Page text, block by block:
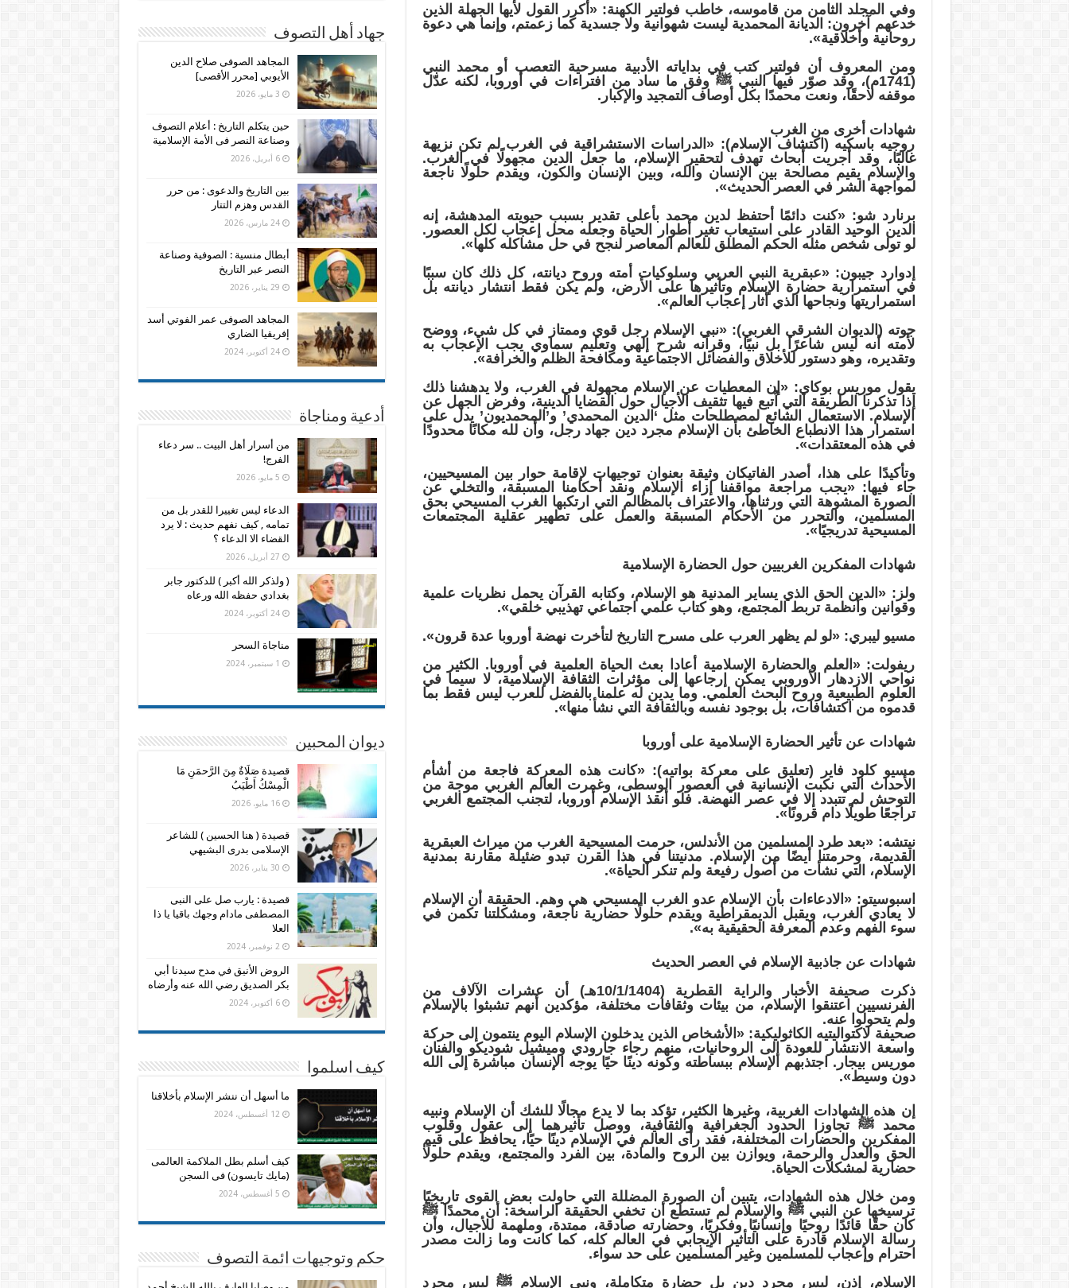
وفي المجلد الثامن من قاموسه، خاطب فولتير الكهنة: «أكرر القول لأيها الجهلة الذين
خدعهم آخرون: الديانة المحمدية ليست شهوانية ولا جسدية كما زعمتم، وإنما هي دعوة
روحانية وأخلاقية».
ومن المعروف أن فولتير كتب في بداياته الأدبية مسرحية التعصب أو محمد النبي
(1741م)، وقد صوّر فيها النبي ﷺ وفق ما ساد من افتراءات في أوروبا، لكنه عدّل
موقفه لاحقًا، ونعت محمدًا بكل أوصاف التمجيد والإكبار.
شهادات أخرى من الغرب
روجيه باسكيه (اكتشاف الإسلام): «الدراسات الاستشراقية في الغرب لم تكن نزيهة
غالبًا، وقد أجريت أبحاث تهدف لتحقير الإسلام، ما جعل الدين مجهولًا في الغرب.
والإسلام يقيم مصالحة بين الإنسان والله، وبين الإنسان والكون، ويقدم حلولًا ناجعة
لمواجهة الشر في العصر الحديث».
برنارد شو: «كنت دائمًا أحتفظ لدين محمد بأعلى تقدير بسبب حيويته المدهشة، إنه
الدين الوحيد القادر على استيعاب تغير أطوار الحياة وجعله محل إعجاب لكل العصور.
لو تولى شخص مثله الحكم المطلق للعالم المعاصر لنجح في حل مشاكله كلها».
إدوارد جيبون: «عبقرية النبي العربي وسلوكيات أمته وروح ديانته، كل ذلك كان سببًا
في استمرارية حضارة الإسلام وتأثيرها على الأرض، ولم يكن فقط انتشار ديانته بل
استمراريتها ونجاحها الذي أثار إعجاب العالم».
جوته (الديوان الشرقي الغربي): «نبي الإسلام رجل قوي وممتاز في كل شيء، ووضح
لأمته أنه ليس شاعرًا بل نبيًا، وقرآنه شرح إلهي وتعليم سماوي يجب الإعجاب به
وتقديره، وهو دستور للأخلاق والفضائل الاجتماعية ومكافحة الظلم والخرافة».
يقول موريس بوكاي: «إن المعطيات عن الإسلام مجهولة في الغرب، ولا يدهشنا ذلك
إذا تذكرنا الطريقة التي اُتبع فيها تثقيف الأجيال حول القضايا الدينية، وفرض الجهل عن
الإسلام. الاستعمال الشائع لمصطلحات مثل ‘الدين المحمدي’ و’المحمديون’ يدل على
استمرار هذا الانطباع الخاطئ بأن الإسلام مجرد دين جهاد رجل، وأن لله مكانًا محدودًا
في هذه المعتقدات».
وتأكيدًا على هذا، أصدر الفاتيكان وثيقة بعنوان توجيهات لإقامة حوار بين المسيحيين،
جاء فيها: «يجب مراجعة مواقفنا إزاء الإسلام ونقد أحكامنا المسبقة، والتخلي عن
الصورة المشوهة التي ورثناها، والاعتراف بالمظالم التي ارتكبها الغرب المسيحي بحق
المسلمين، والتحرر من الأحكام المسبقة والعمل على تطهير عقلية المجتمعات
المسيحية تدريجيًا».
شهادات المفكرين الغربيين حول الحضارة الإسلامية
ولز: «الدين الحق الذي يساير المدنية هو الإسلام، وكتابه القرآن يحمل نظريات علمية
وقوانين وأنظمة تربط المجتمع، وهو كتاب علمي اجتماعي تهذيبي خلقي».
مسيو ليبري: «لو لم يظهر العرب على مسرح التاريخ لتأخرت نهضة أوروبا عدة قرون».
ريفولت: «العلم والحضارة الإسلامية أعادا بعث الحياة العلمية في أوروبا. الكثير من
نواحي الازدهار الأوروبي يمكن إرجاعها إلى مؤثرات الثقافة الإسلامية، لا سيما في
العلوم الطبيعية وروح البحث العلمي. وما يدين له علمنا بالفضل للعرب ليس فقط بما
قدموه من اكتشافات، بل بوجود نفسه وبالثقافة التي نشأ منها».
شهادات عن تأثير الحضارة الإسلامية على أوروبا
مسيو كلود فاير (تعليق على معركة بواتيه): «كانت هذه المعركة فاجعة من أشأم
الأحداث التي نكبت الإنسانية في العصور الوسطى، وغمرت العالم الغربي موجة من
التوحش لم تتبدد إلا في عصر النهضة. فلو أنقذ الإسلام أوروبا، لتجنب المجتمع الغربي
تراجعًا طويلًا دام قرونًا».
نيتشه: «بعد طرد المسلمين من الأندلس، حرمت المسيحية الغرب من ميراث العبقرية
القديمة، وحرمتنا أيضًا من الإسلام. مدنيتنا في هذا القرن تبدو ضئيلة مقارنة بمدنية
الإسلام، التي نشأت من أصول رفيعة ولم تنكر الحياة».
اسبوسيتو: «الادعاءات بأن الإسلام عدو الغرب المسيحي هي وهم. الحقيقة أن الإسلام
لا يعادي الغرب، ويقبل الديمقراطية ويقدم حلولًا حضارية ناجعة، ومشكلتنا تكمن في
سوء الفهم وعدم المعرفة الحقيقية به».
شهادات عن جاذبية الإسلام في العصر الحديث
ذكرت صحيفة الأخبار والراية القطرية (10/1/1404هـ) أن عشرات الآلاف من
الفرنسيين اعتنقوا الإسلام، من بيئات وثقافات مختلفة، مؤكدين أنهم تشبثوا بالإسلام
ولم يتحولوا عنه.
صحيفة لاكتواليتيه الكاثوليكية: «الأشخاص الذين يدخلون الإسلام اليوم ينتمون إلى حركة
واسعة الانتشار للعودة إلى الروحانيات، منهم رجاء جارودي وميشيل شوديكو والفنان
موريس بيجار. اجتذبهم الإسلام ببساطته وكونه دينًا حيًا يوجه الإنسان مباشرة إلى الله
دون وسيط».
إن هذه الشهادات الغربية، وغيرها الكثير، تؤكد بما لا يدع مجالًا للشك أن الإسلام ونبيه
محمد ﷺ تجاوزا الحدود الجغرافية والثقافية، ووصل تأثيرهما إلى عقول وقلوب
المفكرين والحضارات المختلفة، فقد رأى العالم في الإسلام دينًا حيًا، يحافظ على قيم
الحق والعدل والرحمة، ويوازن بين الروح والمادة، بين الفرد والمجتمع، ويقدم حلولًا
حضارية لمشكلات الحياة.
ومن خلال هذه الشهادات، يتبين أن الصورة المضللة التي حاولت بعض القوى تاريخيًا
ترسيخها عن النبي ﷺ والإسلام لم تستطع أن تخفي الحقيقة الراسخة: أن محمدًا ﷺ
كان حقًا قائدًا روحيًا وإنسانيًا وفكريًا، وحضارته صادقة، ممتدة، وملهمة للأجيال، وأن
رسالة الإسلام قادرة على التأثير الإيجابي في العالم كله، كما كانت وما زالت مصدر
احترام وإعجاب للمسلمين وغير المسلمين على حد سواء.
الإسلام، إذن، ليس مجرد دين بل حضارة متكاملة، ونبي الإسلام ﷺ ليس مجرد
جهاد أهل التصوف
المجاهد الصوفى صلاح الدين
الأيوبي [محرر الأقصى]
3 مايو، 2026
حين يتكلم التاريخ : أعلام التصوف
وصناعة النصر فى الأمة الإسلامية
6 أبريل، 2026
بين التاريخ والدعوى : من حرر
القدس وهزم التتار
24 مارس، 2026
أبطال منسية : الصوفية وصناعة
النصر عبر التاريخ
29 يناير، 2026
المجاهد الصوفى عمر الفوتي أسد
إفريقيا الضاري
24 أكتوبر، 2024
أدعية ومناجاة
من أسرار أهل البيت .. سر دعاء
الفرج!
5 مايو، 2026
الدعاء ليس تغييرا للقدر بل من
تمامه , كيف نفهم حديث : لا يرد
القضاء الا الدعاء ؟
27 أبريل، 2026
( ولذكر الله أكبر ) للدكتور جابر
بغدادي حفظه الله ورعاه
24 أكتوبر، 2024
مناجاة السحر
1 سبتمبر، 2024
ديوان المحبين
قصيدة صَلَاةٌ مِنَ الرَّحمَنِ مَا
الْمِسْكُ أَطْيَبُ
16 مايو، 2026
قصيدة ( هنا الحسين ) للشاعر
الإسلامى بدرى البشيهي
30 يناير، 2026
قصيدة : يارب صل على النبى
المصطفى مادام وجهك باقيا يا ذا
العلا
2 نوفمبر، 2024
الروض الأنيق في مدح سيدنا أبي
بكر الصديق رضي الله عنه وأرضاه
6 أكتوبر، 2024
كيف اسلموا
ما أسهل أن ننشر الإسلام بأخلاقنا
12 أغسطس، 2024
كيف أسلم بطل الملاكمة العالمى
(مايك تايسون) فى السجن
5 أغسطس، 2024
حكم وتوجيهات ائمة التصوف